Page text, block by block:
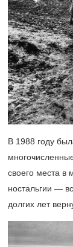
В 1988 году
своего места в
ностальгии —
долгих лет